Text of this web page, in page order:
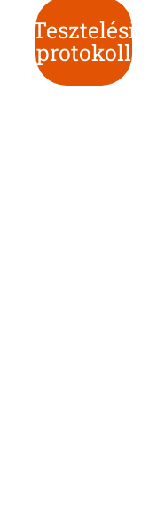
Tesztelési
protokoll